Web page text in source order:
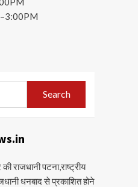
राजधानी पटना,राष्ट्रीय
धनबाद से प्रकाशित होने